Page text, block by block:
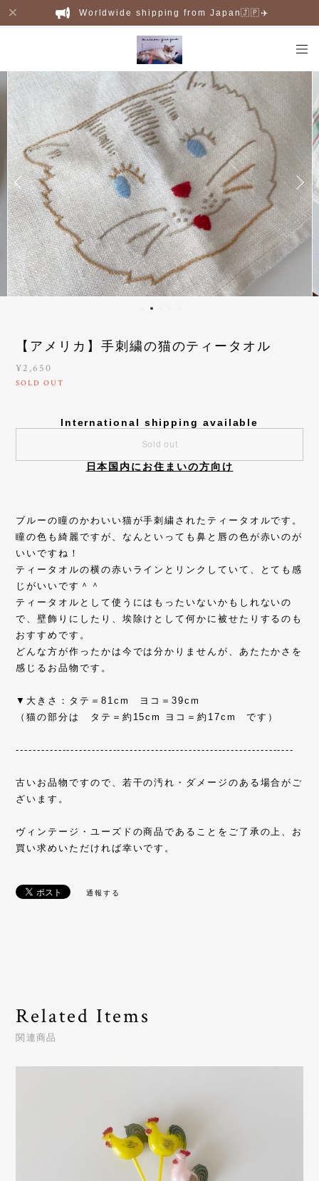
Worldwide shipping from Japan🇯🇵✈️
【アメリカ】手刺繍の猫のティータオル
¥2,650
SOLD OUT
International shipping available
Sold out
日本国内にお住まいの方向け
ブルーの瞳のかわいい猫が手刺繍されたティータオルです。
瞳の色も綺麗ですが、なんといっても鼻と唇の色が赤いのが
いいですね！
ティータオルの横の赤いラインとリンクしていて、とても感
じがいいです＾＾
ティータオルとして使うにはもったいないかもしれないの
で、壁飾りにしたり、埃除けとして何かに被せたりするのも
おすすめです。
どんな方が作ったかは今では分かりませんが、あたたかさを
感じるお品物です。
▼大きさ：タテ＝81cm ヨコ＝39cm
（猫の部分は タテ＝約15cm ヨコ＝約17cm です）
------------------------------------------------------------------
古いお品物ですので、若干の汚れ・ダメージのある場合がご
ざいます。
ヴィンテージ・ユーズドの商品であることをご了承の上、お
買い求めいただければ幸いです。
通報する
Related Items
関連商品